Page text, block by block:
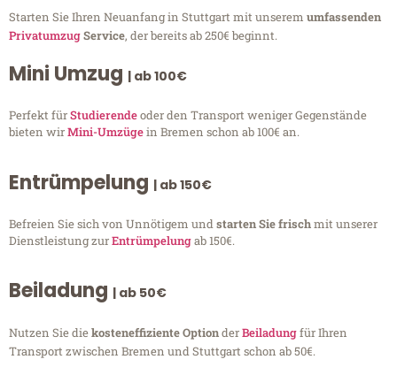
Starten Sie Ihren Neuanfang in Stuttgart mit unserem umfassenden
PrivatumzugService, der bereits ab 250€ beginnt.
Mini Umzug | ab 100€
Perfekt fürStudierendeoder den Transport weniger Gegenstände
bieten wirMini-Umzügein Bremen schon ab 100€ an.
Entrümpelung | ab 150€
Befreien Sie sich von Unnötigem undstarten Sie frischmit unserer
Dienstleistung zurEntrümpelungab 150€.
Beiladung | ab 50€
Nutzen Sie diekosteneffiziente OptionderBeiladungfür Ihren
Transport zwischen Bremen und Stuttgart schon ab 50€.